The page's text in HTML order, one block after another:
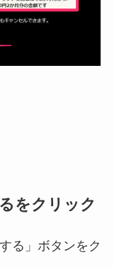
をクリック
る」ボタンをク